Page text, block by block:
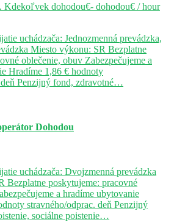
Kdekoľvek dohodou€- dohodou€ / hour
uchádzača: Jednozmenná prevádzka,
Miesto výkonu: SR Bezplatne
oblečenie, obuv Zabezpečujeme a
Hradíme 1,86 € hodnoty
deň Penzijný fond, zdravotné…
Dohodou
uchádzača: Dvojzmenná prevádzka
Bezplatne poskytujeme: pracovné
a hradíme ubytovanie
stravného/odprac. deň Penzijný
sociálne poistenie…